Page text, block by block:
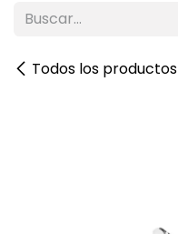
Todos los productos